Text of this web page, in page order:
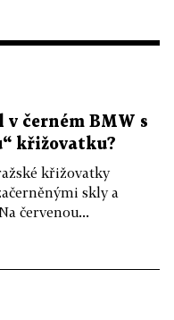
v černém BMW s
křižovatku?
křižovatky
skly a
červenou...